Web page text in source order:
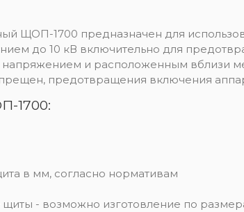
ЩОП-1700 предназначен для
до 10 кВ включительно для
и расположенным вблизи
предотвращения включения
1700:
в мм, согласно нормативам
- возможно изготовление по